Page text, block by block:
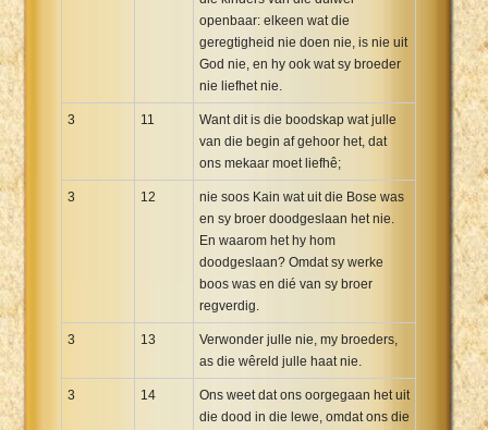
openbaar: elkeen wat die
geregtigheid nie doen nie, is nie uit
God nie, en hy ook wat sy broeder
nie liefhet nie.
3 11
Want dit is die boodskap wat julle
van die begin af gehoor het, dat
ons mekaar moet liefhê;
3 12
nie soos Kain wat uit die Bose was
en sy broer doodgeslaan het nie.
En waarom het hy hom
doodgeslaan? Omdat sy werke
boos was en dié van sy broer
regverdig.
3 13
Verwonder julle nie, my broeders,
as die wêreld julle haat nie.
3 14
Ons weet dat ons oorgegaan het uit
die dood in die lewe, omdat ons die